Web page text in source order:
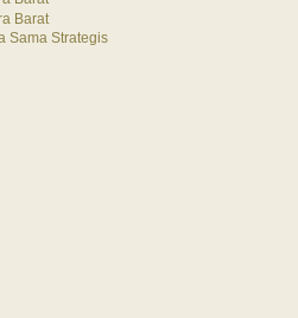
Barat
Sama Strategis